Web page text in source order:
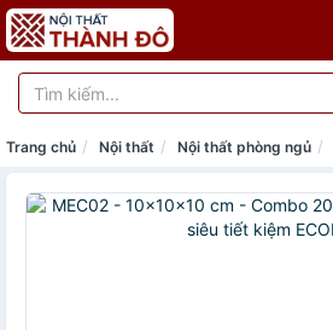
Trang chủ Nội thất Nội thất phòng ngủ